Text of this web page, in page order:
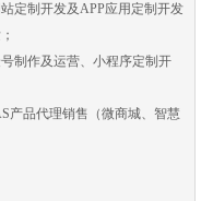
定制开发及APP应用定制开发
；
制作及运营、 小程序定制开
产品代理销售（微商城、智慧